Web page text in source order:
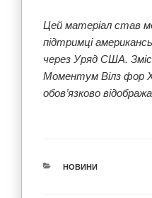
Цей матеріал став
підтримці
через Уряд США.
Моментум Вілз фор
обов’язково
КАТЕГОРІЇ
НОВИНИ